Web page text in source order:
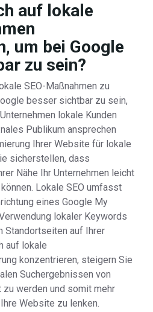
auf lokale
um bei Google
zu sein?
SEO-Maßnahmen zu
besser sichtbar zu sein,
lokale Kunden
Publikum ansprechen
Ihrer Website für lokale
sicherstellen, dass
Nähe Ihr Unternehmen leicht
Lokale SEO umfasst
eines Google My
lokaler Keywords
Standortseiten auf Ihrer
auf lokale
konzentrieren, steigern Sie
Suchergebnissen von
werden und somit mehr
Website zu lenken.